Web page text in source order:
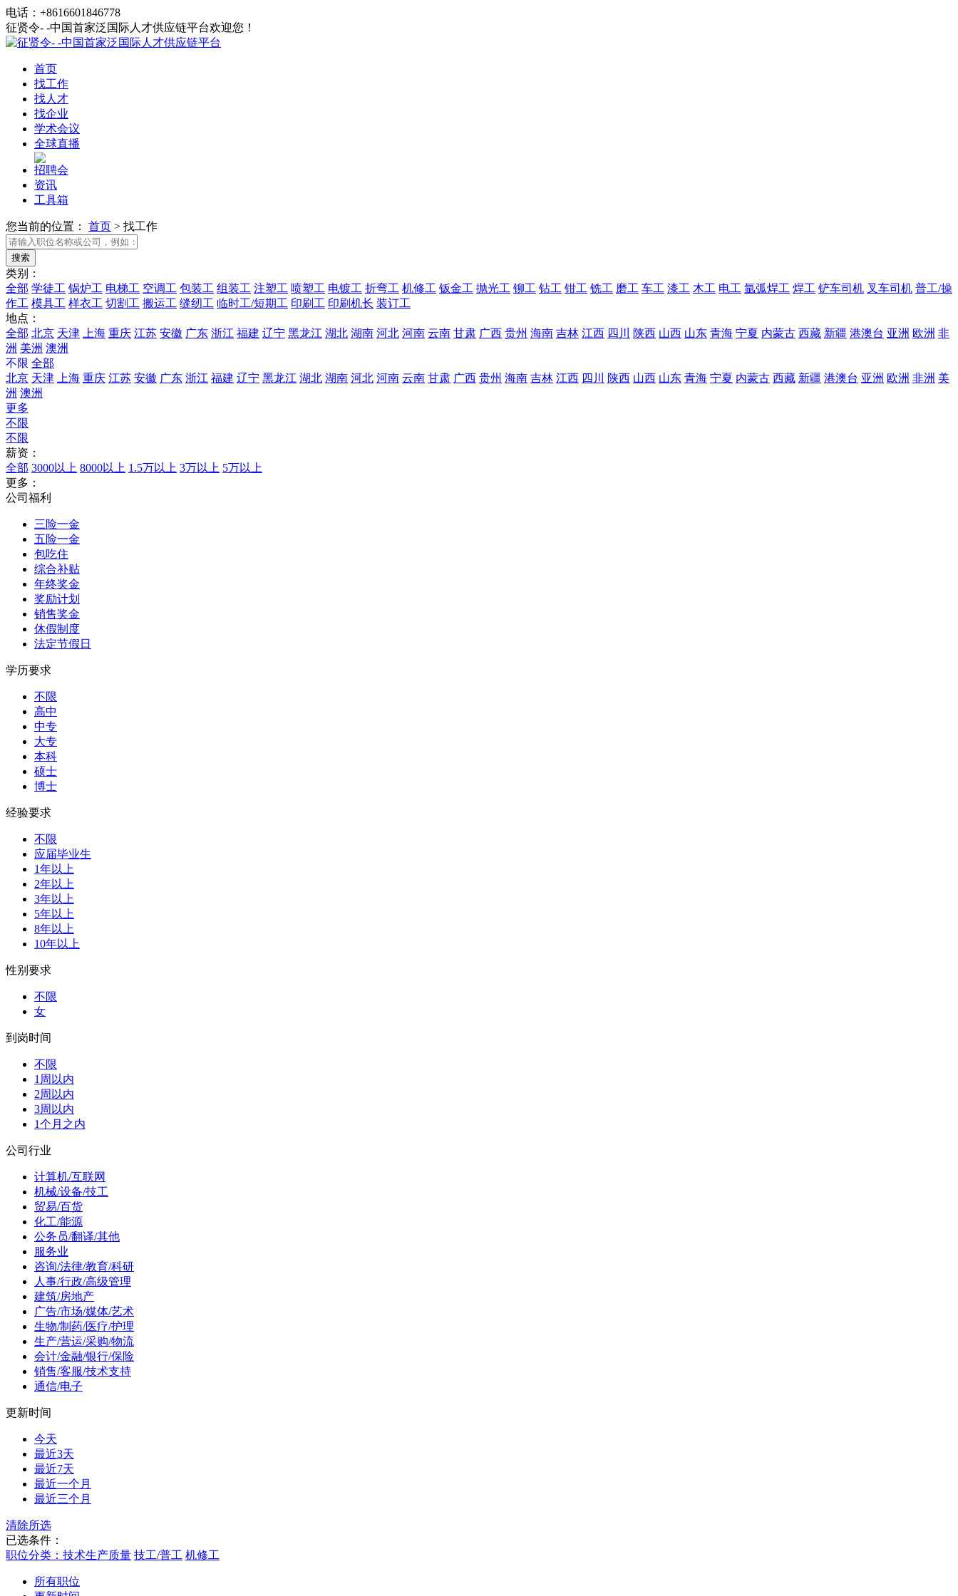
电话：+8616601846778
征贤令- -中国首家泛国际人才供应链平台欢迎您！
首页
找工作
找人才
找企业
学术会议
全球直播
招聘会
资讯
工具箱
您当前的位置： 首页 > 找工作
类别：
全部 学徒工 锅炉工 电梯工 空调工 包装工 组装工 注塑工 喷塑工 电镀工 折弯工 机修工 钣金工 抛光工 铆工 钻工 钳工 铣工 磨工 车工 漆工 木工 电工 氩弧焊工 焊工 铲车司机 叉车司机 普工/操
作工 模具工 样衣工 切割工 搬运工 缝纫工 临时工/短期工 印刷工 印刷机长 装订工
地点：
全部 北京 天津 上海 重庆 江苏 安徽 广东 浙江 福建 辽宁 黑龙江 湖北 湖南 河北 河南 云南 甘肃 广西 贵州 海南 吉林 江西 四川 陕西 山西 山东 青海 宁夏 内蒙古 西藏 新疆 港澳台 亚洲 欧洲 非
洲 美洲 澳洲
不限 全部
北京 天津 上海 重庆 江苏 安徽 广东 浙江 福建 辽宁 黑龙江 湖北 湖南 河北 河南 云南 甘肃 广西 贵州 海南 吉林 江西 四川 陕西 山西 山东 青海 宁夏 内蒙古 西藏 新疆 港澳台 亚洲 欧洲 非洲 美
洲 澳洲
更多
不限
不限
薪资：
全部 3000以上 8000以上 1.5万以上 3万以上 5万以上
更多：
公司福利
三险一金
五险一金
包吃住
综合补贴
年终奖金
奖励计划
销售奖金
休假制度
法定节假日
学历要求
不限
高中
中专
大专
本科
硕士
博士
经验要求
不限
应届毕业生
1年以上
2年以上
3年以上
5年以上
8年以上
10年以上
性别要求
不限
女
到岗时间
不限
1周以内
2周以内
3周以内
1个月之内
公司行业
计算机/互联网
机械/设备/技工
贸易/百货
化工/能源
公务员/翻译/其他
服务业
咨询/法律/教育/科研
人事/行政/高级管理
建筑/房地产
广告/市场/媒体/艺术
生物/制药/医疗/护理
生产/营运/采购/物流
会计/金融/银行/保险
销售/客服/技术支持
通信/电子
更新时间
今天
最近3天
最近7天
最近一个月
最近三个月
清除所选
已选条件：
职位分类：技术生产质量 技工/普工 机修工
所有职位